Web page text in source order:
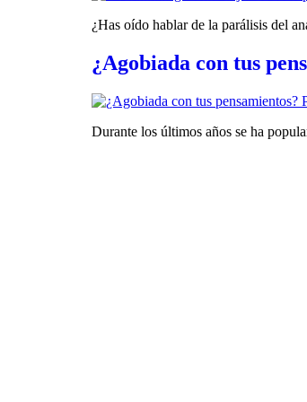
¿Has oído hablar de la parálisis del
¿Agobiada con tus
Durante los últimos años se ha